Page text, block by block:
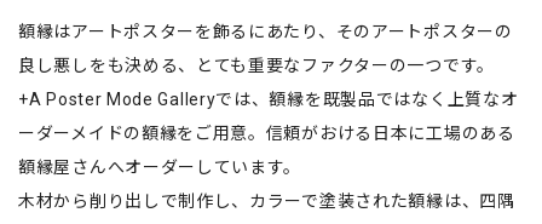
額縁はアートポスターを飾るにあたり、そのアートポスターの
良し悪しをも決める、とても重要なファクターの一つです。
+A Poster Mode Galleryでは、額縁を既製品ではなく上質なオ
ーダーメイドの額縁をご用意。信頼がおける日本に工場のある
額縁屋さんへオーダーしています。
木材から削り出しで制作し、カラーで塗装された額縁は、四隅